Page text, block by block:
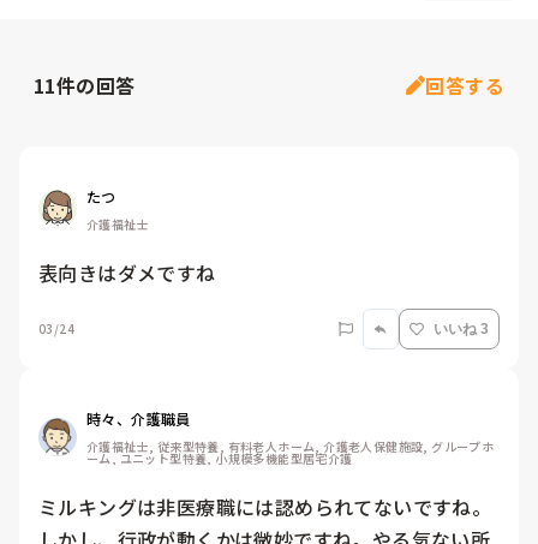
11件の回答 回答する
たつ
介護福祉士
表向きはダメですね
03/24 いいね 3
時々、介護職員
介護福祉士, 従来型特養, 有料老人ホーム, 介護老人保健施設, グループホ
ーム, ユニット型特養, 小規模多機能型居宅介護
ミルキングは非医療職には認められてないですね。